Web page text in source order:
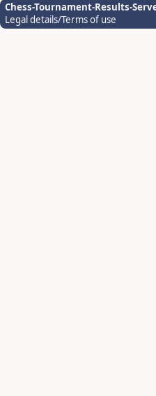
Chess-Tournament-Results-
Legal details/Terms of use